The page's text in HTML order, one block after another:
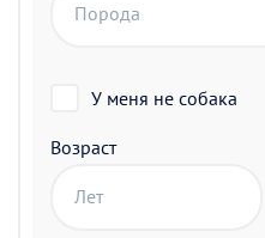
Порода
У меня не собака
Возраст
Лет